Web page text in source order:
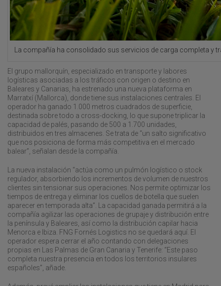
La compañía ha consolidado sus servicios de carga completa y
El grupo mallorquín, especializado en transporte y labores
logísticas asociadas a los tráficos con origen o destino en
Baleares y Canarias, ha estrenado una nueva plataforma en
Marratxí (Mallorca), donde tiene sus instalaciones centrales. El
operador ha ganado 1.000 metros cuadrados de superficie,
destinada sobre todo a cross-docking, lo que supone triplicar la
capacidad de palés, pasando de 500 a 1.700 unidades,
distribuidos en tres almacenes. Se trata de “un salto significativo
que nos posiciona de forma más competitiva en el mercado
balear”, señalan desde la compañía.
La nueva instalación “actúa como un pulmón logístico o stock
regulador, absorbiendo los incrementos de volumen de nuestros
clientes sin tensionar sus operaciones. Nos permite optimizar los
tiempos de entrega y eliminar los cuellos de botella que suelen
aparecer en temporada alta”. La capacidad ganada permitirá a la
compañía agilizar las operaciones de grupaje y distribución entre
la península y Baleares, así como la distribución capilar hacia
Menorca e Ibiza. FNG Fornés Logistics no se quedará aquí. El
operador espera cerrar el año contando con delegaciones
propias en Las Palmas de Gran Canaria y Tenerife: “Este paso
completa nuestra presencia en todos los territorios insulares
españoles”, añade.